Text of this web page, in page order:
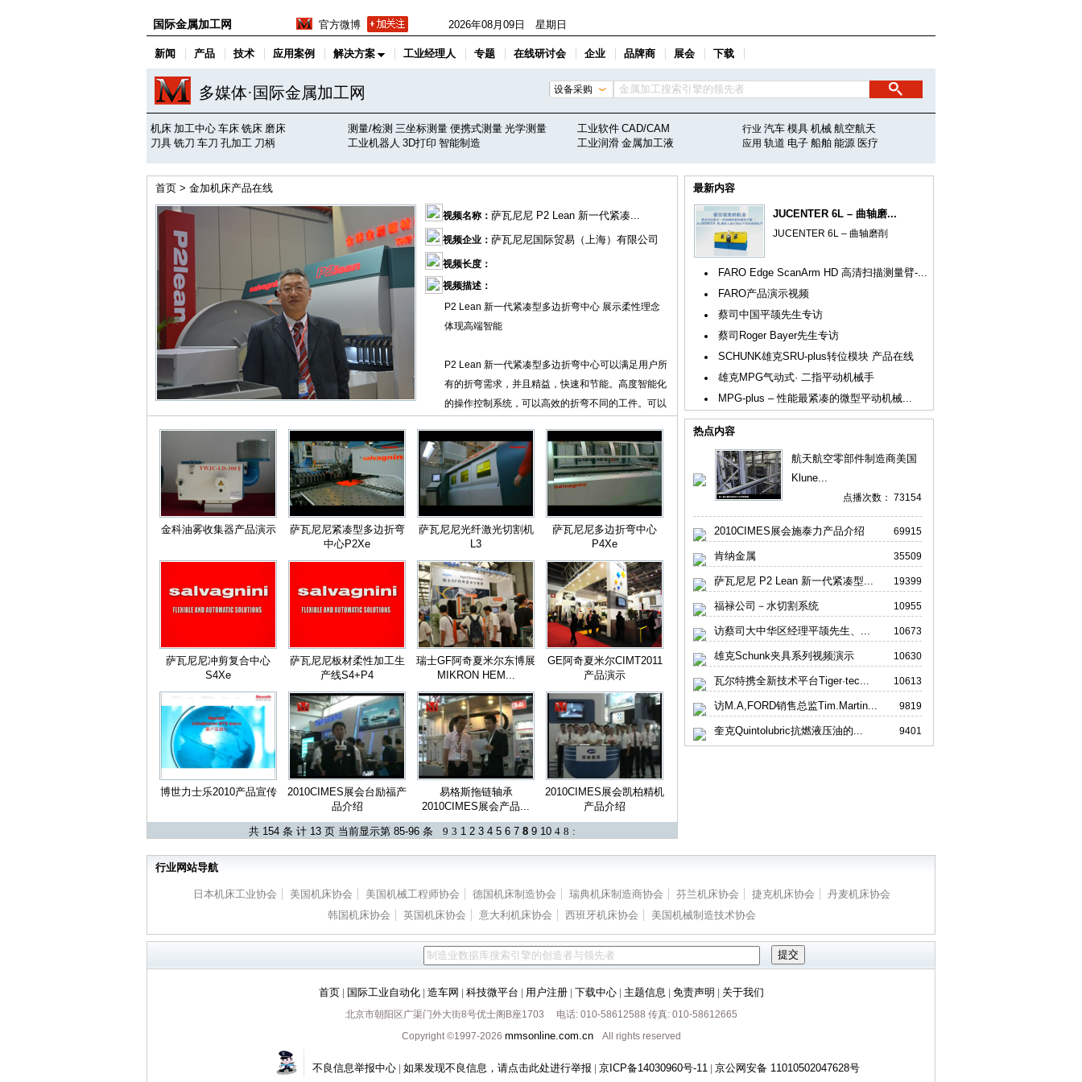
国际金属加工网 官方微博 2026年08月09日 星期日
新闻 产品 技术 应用案例 解决方案 工业经理人 专题 在线研讨会 企业 品牌商 展会 下载
多媒体·国际金属加工网 设备采购
机床 加工中心 车床 铣床 磨床
刀具 铣刀 车刀 孔加工 刀柄
测量/检测 三坐标测量 便携式测量 光学测量
工业机器人 3D打印 智能制造
工业软件 CAD/CAM
工业润滑 金属加工液
行业 汽车 模具 机械 航空航天
应用 轨道 电子 船舶 能源 医疗
首页 > 金加机床产品在线
视频名称： 萨瓦尼尼 P2 Lean 新一代紧凑...
视频企业： 萨瓦尼尼国际贸易（上海）有限公司
视频长度：
视频描述：
P2 Lean 新一代紧凑型多边折弯中心 展示柔性理念
体现高端智能
P2 Lean 新一代紧凑型多边折弯中心可以满足用户所
有的折弯需求，并且精益，快速和节能。高度智能化
的操作控制系统，可以高效的折弯不同的工件。可以
金科油雾收集器产品演示
萨瓦尼尼紧凑型多边折弯
中心P2Xe
萨瓦尼尼光纤激光切割机
L3
萨瓦尼尼多边折弯中心
P4Xe
萨瓦尼尼冲剪复合中心
S4Xe
萨瓦尼尼板材柔性加工生
产线S4+P4
瑞士GF阿奇夏米尔东博展
MIKRON HEM...
GE阿奇夏米尔CIMT2011
产品演示
博世力士乐2010产品宣传
2010CIMES展会台励福产
品介绍
易格斯拖链轴承
2010CIMES展会产品...
2010CIMES展会凯柏精机
产品介绍
共 154 条 计 13 页 当前显示第 85-96 条 9 3 1 2 3 4 5 6 7 8 9 10 4 8 :
最新内容
JUCENTER 6L – 曲轴磨...
JUCENTER 6L – 曲轴磨削
FARO Edge ScanArm HD 高清扫描测量臂-...
FARO产品演示视频
蔡司中国平颉先生专访
蔡司Roger Bayer先生专访
SCHUNK雄克SRU-plus转位模块 产品在线
雄克MPG气动式· 二指平动机械手
MPG-plus – 性能最紧凑的微型平动机械...
热点内容
航天航空零部件制造商美国
Klune...
点播次数： 73154
2010CIMES展会施泰力产品介绍 69915
肯纳金属 35509
萨瓦尼尼 P2 Lean 新一代紧凑型... 19399
福禄公司－水切割系统 10955
访蔡司大中华区经理平颉先生、... 10673
雄克Schunk夹具系列视频演示 10630
瓦尔特携全新技术平台Tiger·tec... 10613
访M.A,FORD销售总监Tim.Martin... 9819
奎克Quintolubric抗燃液压油的... 9401
行业网站导航
日本机床工业协会 美国机床协会 美国机械工程师协会 德国机床制造协会 瑞典机床制造商协会 芬兰机床协会 捷克机床协会
丹麦机床协会
韩国机床协会
英国机床协会 意大利机床协会 西班牙机床协会 美国机械制造技术协会
提交
首页 国际工业自动化| 造车网 科技微平台 用户注册| 下载中心| 主题信息 免责声明 关于我们
北京市朝阳区广渠门外大街8号优士阁B座1703 电话: 010-58612588 传真: 010-58612665
Copyright ©1997-2026 mmsonline.com.cnAll rights reserved
不良信息举报中心 如果发现不良信息，请点击此处进行举报 京ICP备14030960号-11 京公网安备 11010502047628号